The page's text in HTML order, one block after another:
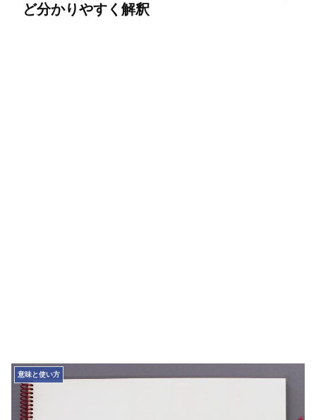
ど分かりやすく解釈
意味と使い方